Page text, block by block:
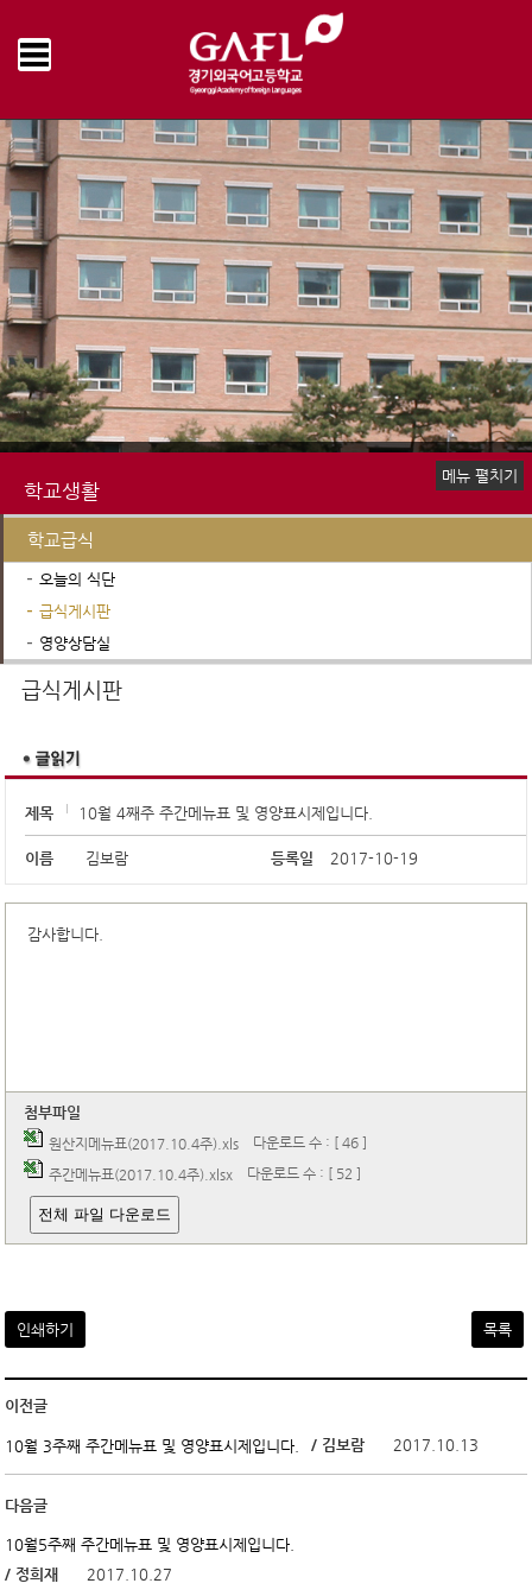
학교생활
신입생 안내
학교급식
오늘의 식단
급식게시판
영양상담실
행정서비스
학교운영위원회
메뉴 펼치기
급식게시판
제목 10월 4째주 주간메뉴표 및 영양표시제입니다.
이름 김보람 등록일 2017-10-19
감사합니다.
첨부파일
원산지메뉴표(2017.10.4주).xls 다운로드 수 : [ 46 ]
주간메뉴표(2017.10.4주).xlsx 다운로드 수 : [ 52 ]
전체 파일 다운로드
인쇄하기 목록
이전글
10월 3주째 주간메뉴표 및 영양표시제입니다. / 김보람 2017.10.13
다음글
10월5주째 주간메뉴표 및 영양표시제입니다.
/ 정희재
2017.10.27